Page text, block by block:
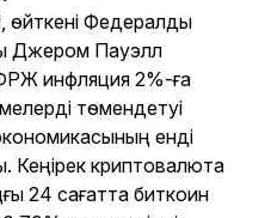
өйткені Федералды
Джером Пауэлл
инфляция 2%-ға
төмендетуі
енді
Кеңірек криптовалюта
24 сағатта биткоин